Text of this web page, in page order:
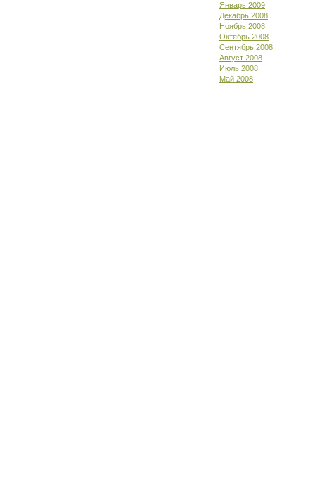
Январь 2009
Декабрь 2008
Ноябрь 2008
Октябрь 2008
Сентябрь 2008
Август 2008
Июль 2008
Май 2008